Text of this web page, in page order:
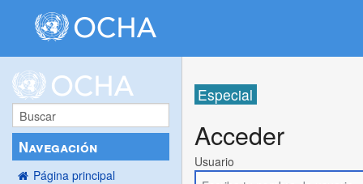
Navegación
Página principal
Especial
Acceder
Usuario